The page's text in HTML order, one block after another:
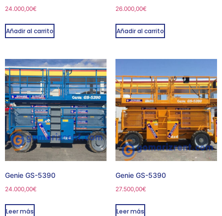
24.000,00€
Añadir al carrito
26.000,00€
Añadir al carrito
Genie GS-5390
24.000,00€
Leer más
Genie GS-5390
27.500,00€
Leer más